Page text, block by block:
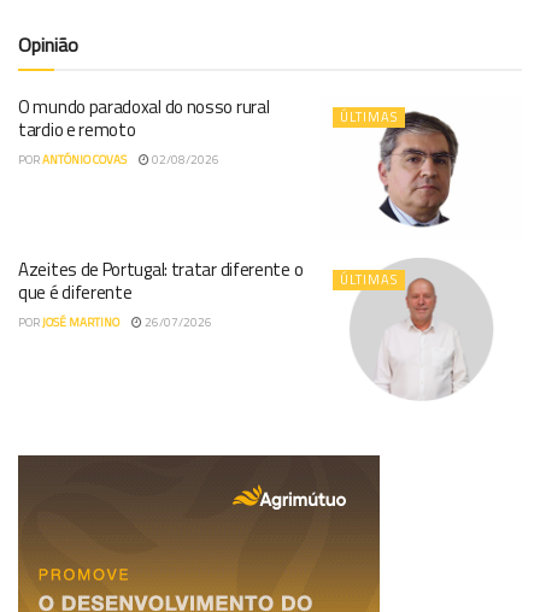
Opinião
ÚLTIMAS
O mundo paradoxal do nosso rural
tardio e remoto
PORANTÓNIO COVAS 02/08/2026
ÚLTIMAS
Azeites de Portugal: tratar diferente o
que é diferente
PORJOSÉ MARTINO 26/07/2026